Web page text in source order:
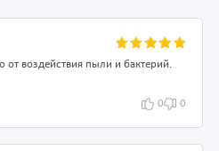
воздействия пыли и бактерий.
0 0